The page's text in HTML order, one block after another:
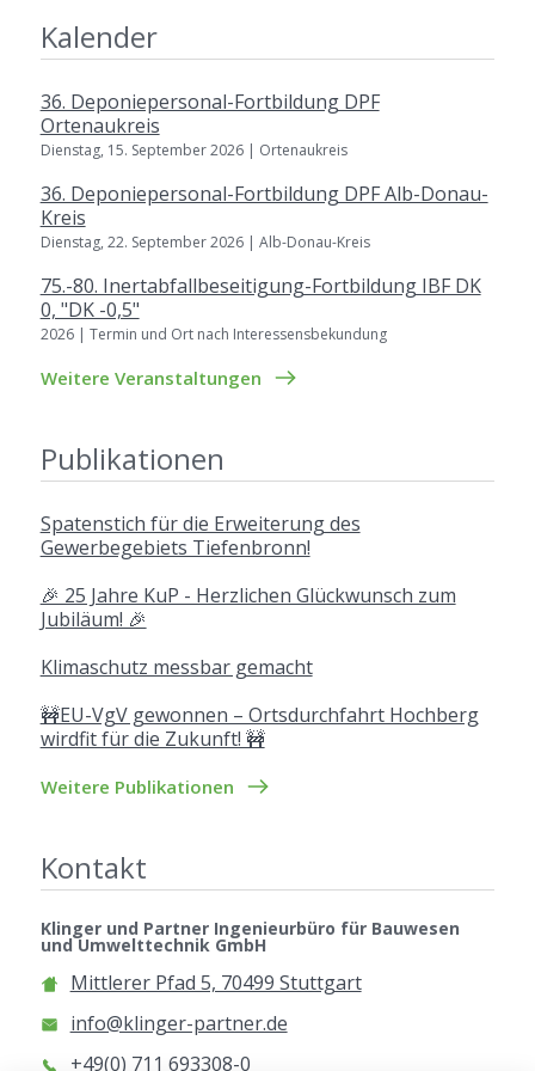
Kalender
36. Deponiepersonal-Fortbildung DPF
Ortenaukreis
Dienstag, 15. September 2026 | Ortenaukreis
36. Deponiepersonal-Fortbildung DPF Alb-Donau-
Kreis
Dienstag, 22. September 2026 | Alb-Donau-Kreis
75.-80. Inertabfallbeseitigung-Fortbildung IBF DK
0, "DK -0,5"
2026 | Termin und Ort nach Interessensbekundung
Weitere Veranstaltungen
Publikationen
Spatenstich für die Erweiterung des
Gewerbegebiets Tiefenbronn!
🎉 25 Jahre KuP - Herzlichen Glückwunsch zum
Jubiläum! 🎉
Klimaschutz messbar gemacht
🚧EU-VgV gewonnen – Ortsdurchfahrt Hochberg
wirdfit für die Zukunft! 🚧
Weitere Publikationen
Kontakt
Klinger und Partner Ingenieurbüro für Bauwesen
und Umwelttechnik GmbH
Mittlerer Pfad 5, 70499 Stuttgart
info@klinger-partner.de
+49(0) 711 693308-0